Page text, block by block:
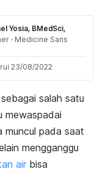
Yosia, BMedSci,
· Medicine Sans
23/08/2022
salah satu
mewaspadai
muncul pada saat
mengganggu
air bisa